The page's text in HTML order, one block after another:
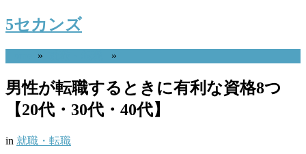
5セカンズ
» »
男性が転職するときに有利な資格8つ
【20代・30代・40代】
in 就職・転職